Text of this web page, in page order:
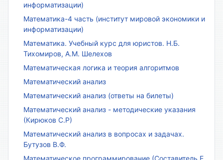
информатизации)
Математика-4 часть (институт мировой экономики и
информатизации)
Математика. Учебный курс для юристов. Н.Б.
Тихомиров, А.М. Шелехов
Математическая логика и теория алгоритмов
Математический анализ
Математический анализ (ответы на билеты)
Математический анализ - методические указания
(Кирюков С.Р)
Математический анализ в вопросах и задачах.
Бутузов В.Ф.
Математическое программирование (Составитель Е.